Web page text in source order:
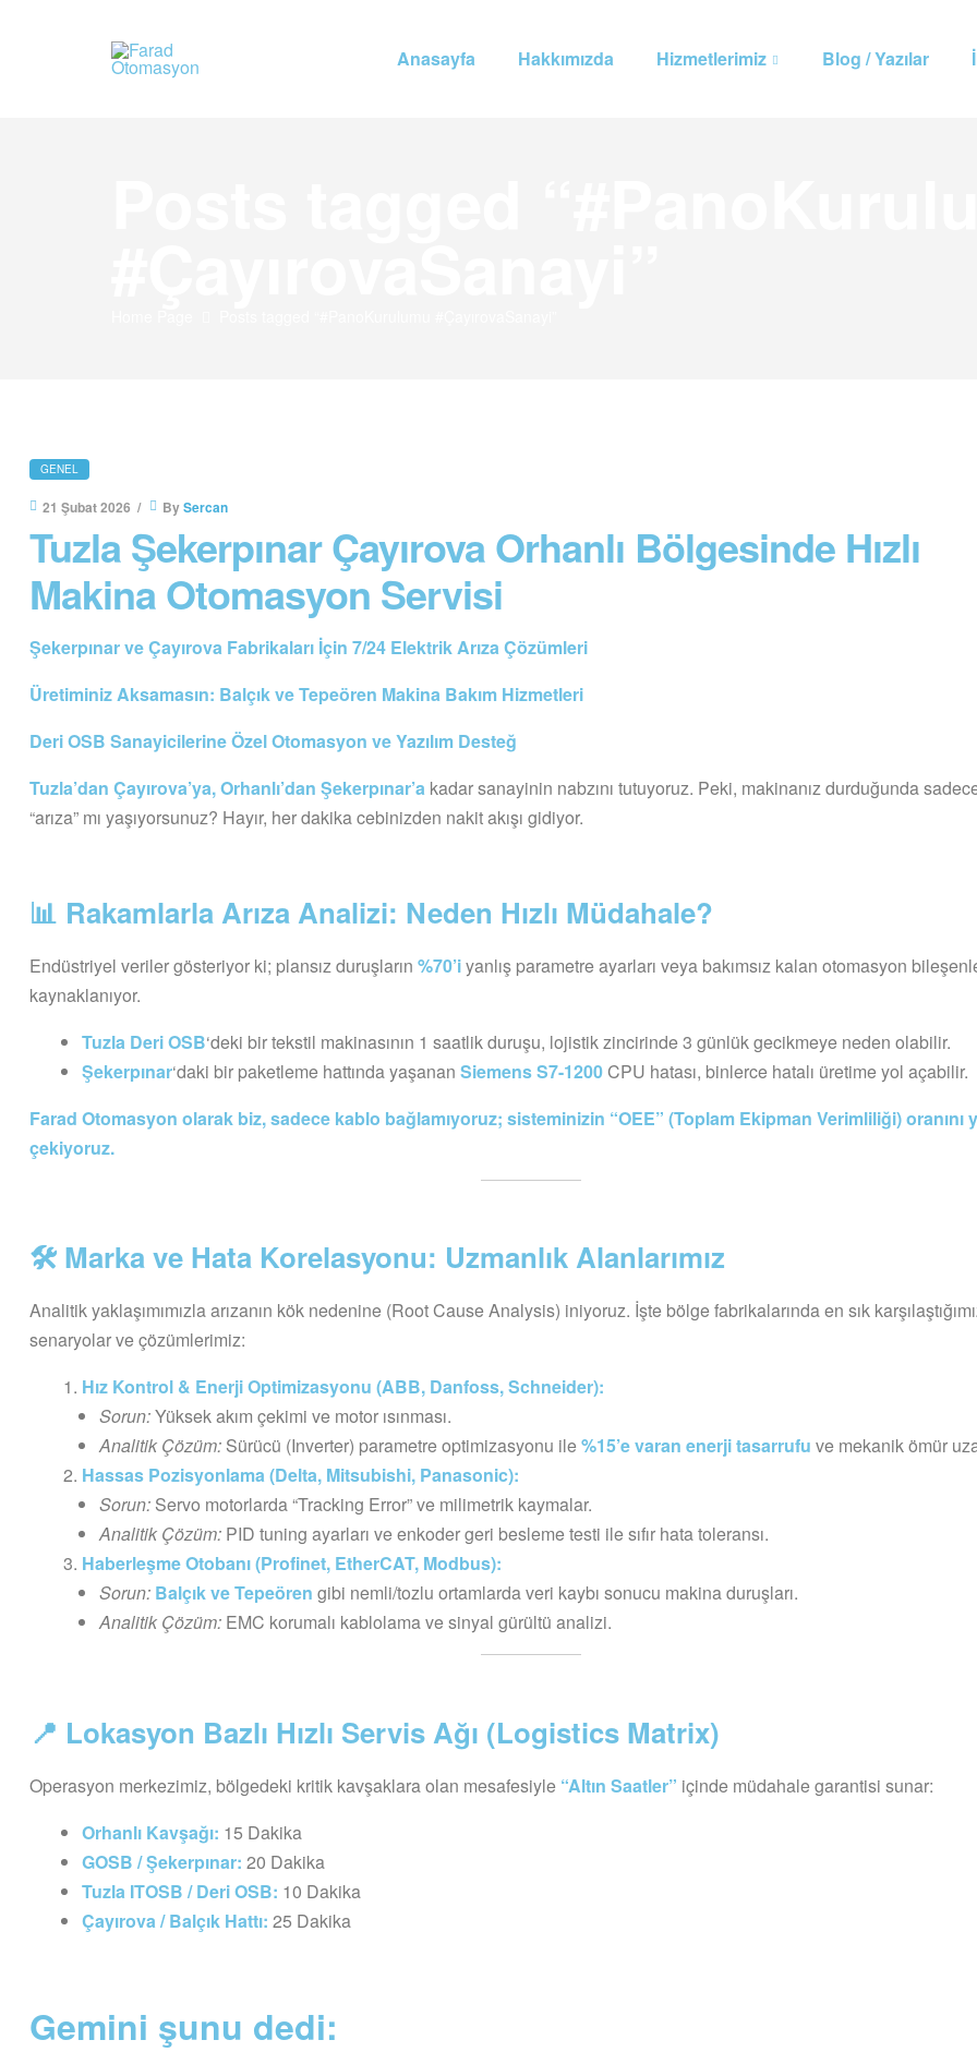
Anasayfa Hakkımızda Hizmetlerimiz Blog / Yazılar
GENEL
21 Şubat 2026 BySercan
Tuzla Şekerpınar Çayırova Orhanlı Bölgesinde Hızlı
Makina Otomasyon Servisi
Şekerpınar ve Çayırova Fabrikaları İçin 7/24 Elektrik Arıza Çözümleri
Üretiminiz Aksamasın: Balçık ve Tepeören Makina Bakım Hizmetleri
Deri OSB Sanayicilerine Özel Otomasyon ve Yazılım Desteğ
Tuzla’dan Çayırova’ya, Orhanlı’dan Şekerpınar’a kadar sanayinin nabzını tutuyoruz. Peki, makinanız durduğunda
“arıza” mı yaşıyorsunuz? Hayır, her dakika cebinizden nakit akışı gidiyor.
📊 Rakamlarla Arıza Analizi: Neden Hızlı Müdahale?
Endüstriyel veriler gösteriyor ki; plansız duruşların %70’iyanlış parametre ayarları veya bakımsız kalan otomasyon
kaynaklanıyor.
Tuzla Deri OSB‘deki bir tekstil makinasının 1 saatlik duruşu, lojistik zincirinde 3 günlük gecikmeye neden olabilir.
Şekerpınar‘daki bir paketleme hattında yaşanan Siemens S7-1200CPU hatası, binlerce hatalı üretime yol açabilir.
Farad Otomasyon olarak biz, sadece kablo bağlamıyoruz; sisteminizin “OEE” (Toplam Ekipman Verimliliği) oranını
çekiyoruz.
🛠 Marka ve Hata Korelasyonu: Uzmanlık Alanlarımız
Analitik yaklaşımımızla arızanın kök nedenine (Root Cause Analysis) iniyoruz. İşte bölge fabrikalarında en sık
senaryolar ve çözümlerimiz:
Hız Kontrol & Enerji Optimizasyonu (ABB, Danfoss, Schneider):
Sorun:Yüksek akım çekimi ve motor ısınması.
Analitik Çözüm: Sürücü (Inverter) parametre optimizasyonu ile%15’e varan enerji tasarrufu ve mekanik ömür
Hassas Pozisyonlama (Delta, Mitsubishi, Panasonic):
Sorun: Servo motorlarda “Tracking Error” ve milimetrik kaymalar.
Analitik Çözüm: PID tuning ayarları ve enkoder geri besleme testi ile sıfır hata toleransı.
Haberleşme Otobanı (Profinet, EtherCAT, Modbus):
Sorun: Balçık ve Tepeören gibi nemli/tozlu ortamlarda veri kaybı sonucu makina duruşları.
Analitik Çözüm: EMC korumalı kablolama ve sinyal gürültü analizi.
📍 Lokasyon Bazlı Hızlı Servis Ağı (Logistics Matrix)
Operasyon merkezimiz, bölgedeki kritik kavşaklara olan mesafesiyle “Altın Saatler” içinde müdahale garantisi sunar:
Orhanlı Kavşağı: 15 Dakika
GOSB / Şekerpınar: 20 Dakika
Tuzla ITOSB / Deri OSB: 10 Dakika
Çayırova / Balçık Hattı: 25 Dakika
Gemini şunu dedi: